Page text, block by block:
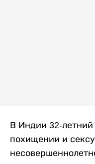
В Индии 32-
похищении и